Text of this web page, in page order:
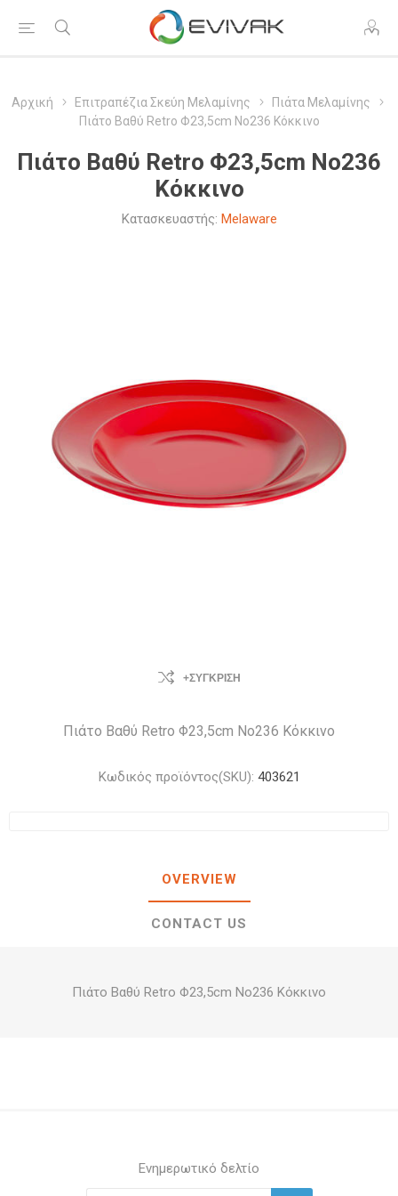
Αρχική Επιτραπέζια Σκεύη Μελαμίνης
Πιάτα Μελαμίνης
Πιάτο Βαθύ Retro Φ23,5cm Νο236 Κόκκινο
Πιάτο Βαθύ Retro Φ23,5cm Νο236
Κόκκινο
Κατασκευαστής: Melaware
+ΣΎΓΚΡΙΣΗ
Πιάτο Βαθύ Retro Φ23,5cm Νο236 Κόκκινο
Κωδικός προϊόντος(SKU): 403621
OVERVIEW
CONTACT US
Πιάτο Βαθύ Retro Φ23,5cm Νο236 Κόκκινο
Ενημερωτικό δελτίο